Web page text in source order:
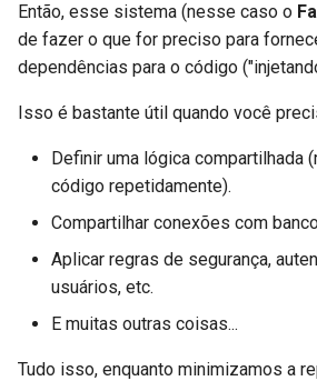
Utilizando o Request
diretamente
Usando Dataclasses
Middleware Avançado
Sub Aplicações - Montagens
Atrás de um Proxy
Testando a Base de Dados
Usar antigos códigos de
autenticação 403
Custom Response Classes -
File, HTML, Redirect,
Server-Sent Events -
EventSourceResponse and
Middleware
OpenAPI
Security Tools
Então, esse sistema (nesse caso o
de fazer o que for preciso para
dependências para o código
Isso é bastante útil quando você
Definir uma lógica compartilhada
código repetidamente).
Compartilhar conexões com
Aplicar regras de segurança,
usuários, etc.
E muitas outras coisas...
Tudo isso, enquanto minimizamos a